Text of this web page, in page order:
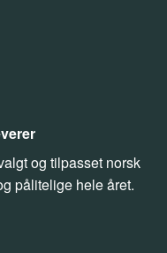
og tilpasset norsk
pålitelige hele året.